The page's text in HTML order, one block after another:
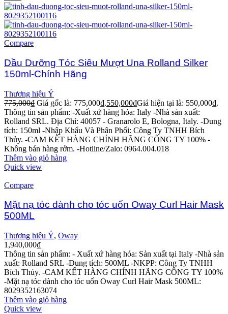
Compare
Dầu Dưỡng Tóc Siêu Mượt Una Rolland Silker
150ml-Chính Hãng
Thương hiệu Ý
775,000₫ Giá gốc là: 775,000₫.550,000₫Giá hiện tại là: 550,000₫.
Thông tin sản phẩm: -Xuất xứ hàng hóa: Italy -Nhà sản xuất:
Rolland SRL. Địa Chỉ: 40057 - Granarolo E, Bologna, Italy. -Dung
tích: 150ml -Nhập Khẩu Và Phân Phối: Công Ty TNHH Bích
Thủy. -CAM KẾT HÀNG CHÍNH HÃNG CÔNG TY 100% -
Không bán hàng rởm. -Hotline/Zalo: 0964.004.018
Thêm vào giỏ hàng
Quick view
Compare
Mặt nạ tóc dành cho tóc uốn Oway Curl Hair Mask
500ML
Thương hiệu Ý, Oway
1,940,000₫
Thông tin sản phẩm: - Xuất xứ hàng hóa: Sản xuất tại Italy -Nhà sản
xuất: Rolland SRL -Dung tích: 500ML -NKPP: Công Ty TNHH
Bích Thủy. -CAM KẾT HÀNG CHÍNH HÃNG CÔNG TY 100%
-Mặt nạ tóc dành cho tóc uốn Oway Curl Hair Mask 500ML:
8029352163074
Thêm vào giỏ hàng
Quick view